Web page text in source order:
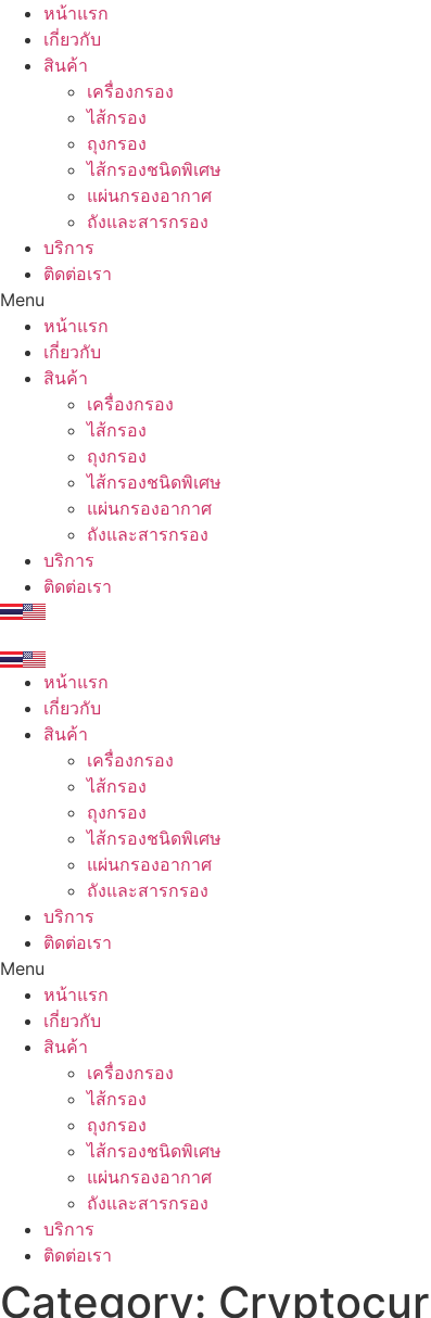
Skip
content
หน้าแรก
เกี่ยวกับ
สินค้า
เครื่องกรอง
ไส้กรอง
ถุงกรอง
ไส้กรองชนิดพิเศษ
แผ่นกรองอากาศ
ถังและสารกรอง
บริการ
ติดต่อเรา
Menu
หน้าแรก
เกี่ยวกับ
สินค้า
เครื่องกรอง
ไส้กรอง
ถุงกรอง
ไส้กรองชนิดพิเศษ
แผ่นกรองอากาศ
ถังและสารกรอง
บริการ
ติดต่อเรา
หน้าแรก
เกี่ยวกับ
สินค้า
เครื่องกรอง
ไส้กรอง
ถุงกรอง
ไส้กรองชนิดพิเศษ
แผ่นกรองอากาศ
ถังและสารกรอง
บริการ
ติดต่อเรา
Menu
หน้าแรก
เกี่ยวกับ
สินค้า
เครื่องกรอง
ไส้กรอง
ถุงกรอง
ไส้กรองชนิดพิเศษ
แผ่นกรองอากาศ
ถังและสารกรอง
บริการ
ติดต่อเรา
Category: